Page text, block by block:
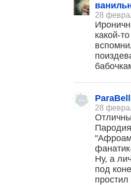
28
какой-
28
Ну, а
под